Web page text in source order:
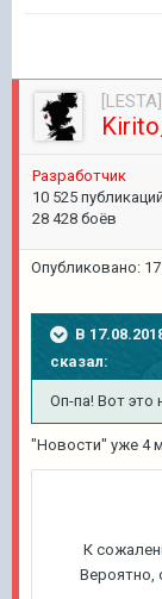
[LESTA]
Разработчик
10 525 публикаций
28 428 боёв
Опубликовано:
В
сказал:
Оп-па! Вот это
"Новости" уже 4